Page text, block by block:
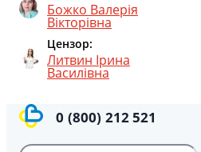
Божко Валерія
Вікторівна
Цензор:
Литвин Ірина
Василівна
0 (800) 212 521